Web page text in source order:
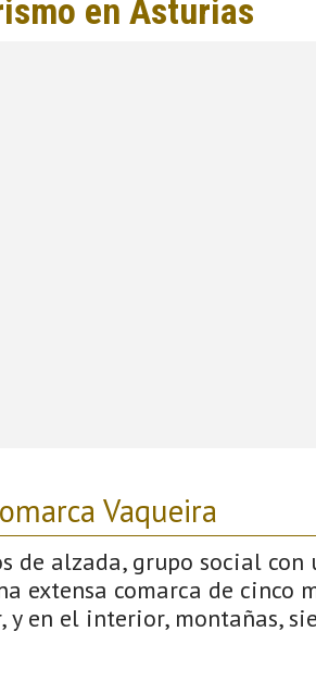
Vaqueira
de alzada, grupo social
extensa comarca de cinco
en el interior, montañas,